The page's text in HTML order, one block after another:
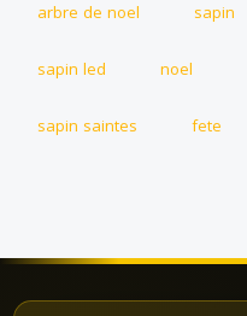
arbre de noel sapin
sapin led noel
sapin saintes fete